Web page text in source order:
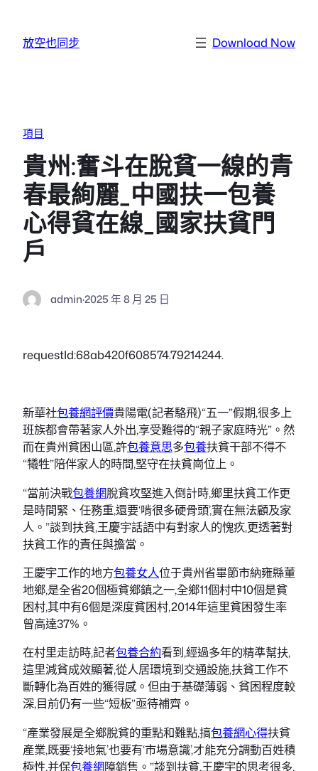
放空也同步 Download Now
項目
貴州:奮斗在脫貧一線的青
春最絢麗_中國扶一包養
心得貧在線_國家扶貧門
戶
admin·2025 年 8 月 25 日
requestId:68ab420f608574.79214244.
新華社包養網評價貴陽電(記者駱飛)“五一”假期,很多上
班族都會帶著家人外出,享受難得的“親子家庭時光”。然
而在貴州貧困山區,許包養意思多包養扶貧干部不得不
“犧牲”陪伴家人的時間,堅守在扶貧崗位上。
“當前決戰包養網脫貧攻堅進入倒計時,鄉里扶貧工作更
是時間緊、任務重,還要‘啃很多硬骨頭’,實在無法顧及家
人。”談到扶貧,王慶宇話語中有對家人的愧疚,更透著對
扶貧工作的責任與擔當。
王慶宇工作的地方包養女人位于貴州省畢節市納雍縣董
地鄉,是全省20個極貧鄉鎮之一,全鄉11個村中10個是貧
困村,其中有6個是深度貧困村,2014年這里貧困發生率
曾高達37%。
在村里走訪時,記者包養合約看到,經過多年的精準幫扶,
這里減貧成效顯著,從人居環境到交通設施,扶貧工作不
斷轉化為百姓的獲得感。但由于基礎薄弱、貧困程度較
深,目前仍有一些“短板”亟待補齊。
“產業發展是全鄉脫貧的重點和難點,搞包養網心得扶貧
產業,既要‘接地氣’也要有‘市場意識’,才能充分調動百姓積
極性,并保包養網障銷售。”談到扶貧,王慶宇的思考很多,